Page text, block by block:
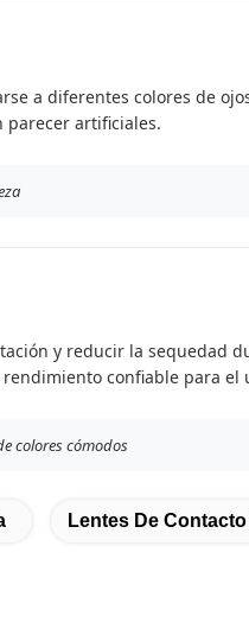
a diferentes colores de
parecer artificiales.
y reducir la sequedad
confiable para el
colores cómodos
Lentes De